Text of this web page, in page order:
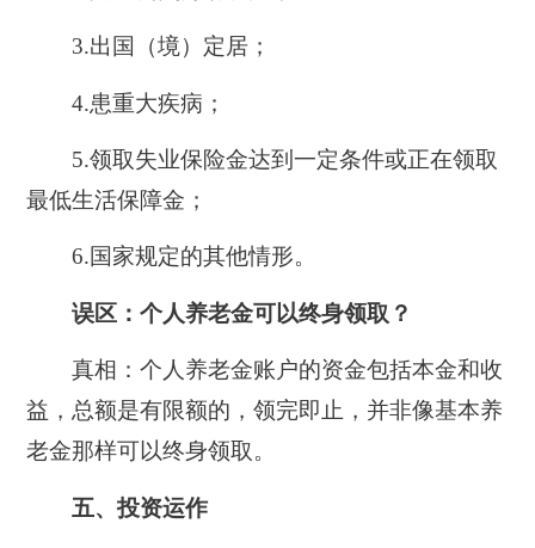
3.出国（境）定居；
4.患重大疾病；
5.领取失业保险金达到一定条件或正在领取
最低生活保障金；
6.国家规定的其他情形。
误区：个人养老金可以终身领取？
真相：个人养老金账户的资金包括本金和收
益，总额是有限额的，领完即止，并非像基本养
老金那样可以终身领取。
五、投资运作